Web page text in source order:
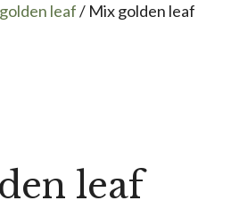
golden leaf/ Mix golden leaf
leaf